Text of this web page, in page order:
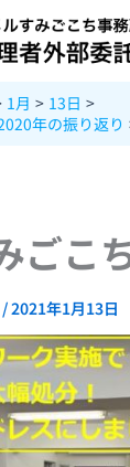
1月
13日
年の振り返り
ごこ
/2021年1月13日